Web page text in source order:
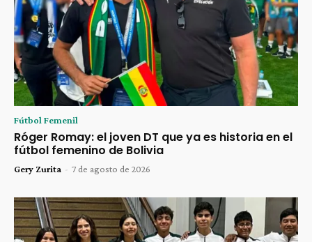
Fútbol Femenil
Róger Romay: el joven DT que ya es historia en el
fútbol femenino de Bolivia
Gery Zurita - 7 de agosto de 2026